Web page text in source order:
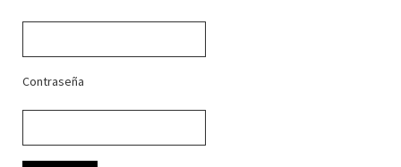
Contraseña